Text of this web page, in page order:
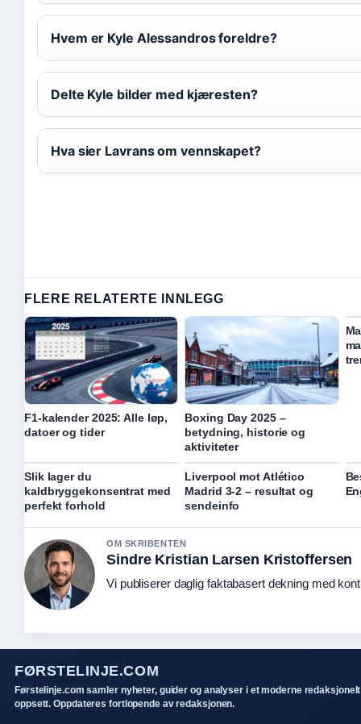
Hvem er Kyle Alessandros foreldre?
Delte Kyle bilder med kjæresten?
Hva sier Lavrans om vennskapet?
FLERE RELATERTE INNLEGG
F1-kalender 2025: Alle løp,
datoer og tider
Boxing Day 2025 –
betydning, historie og
aktiviteter
Slik lager du
kaldbryggekonsentrat med
perfekt forhold
Liverpool mot Atlético
Madrid 3-2 – resultat og
sendeinfo
OM SKRIBENTEN
Sindre Kristian Larsen Kristoffersen
Vi publiserer daglig faktabasert dekning med
FØRSTELINJE.COM
Førstelinje.com samler nyheter, guider og analyser i et moderne redaksjonelt
oppsett. Oppdateres fortlopende av redaksjonen.